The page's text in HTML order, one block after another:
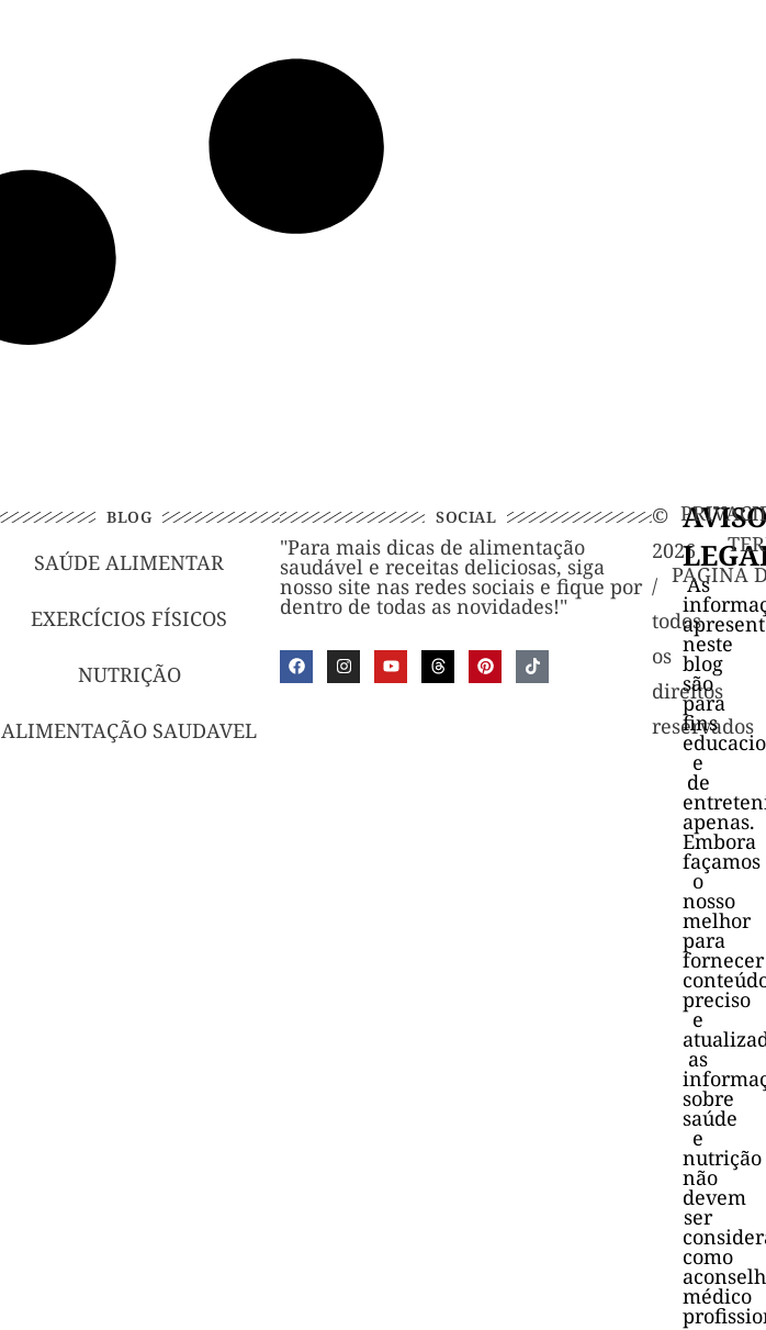
BLOG
SAÚDE ALIMENTAR
EXERCÍCIOS FÍSICOS
NUTRIÇÃO
ALIMENTAÇÃO SAUDAVEL
SOCIAL
"Para mais dicas de alimentação
saudável e receitas deliciosas, siga
nosso site nas redes sociais e fique por
dentro de todas as novidades!"
©️
2026
/
todos
os
direitos
reservados
PAGINA
As
neste
blog
são
para
fins
e
de
apenas.
Embora
façamos
o
nosso
melhor
para
fornecer
preciso
e
as
sobre
saúde
e
nutrição
não
devem
ser
como
médico